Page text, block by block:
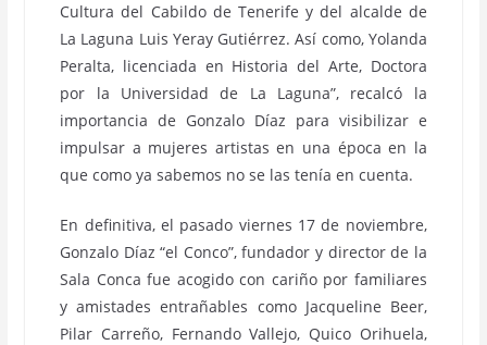
Cultura del Cabildo de Tenerife y del alcalde de
La Laguna Luis Yeray Gutiérrez. Así como, Yolanda
Peralta, licenciada en Historia del Arte, Doctora
por la Universidad de La Laguna”, recalcó la
importancia de Gonzalo Díaz para visibilizar e
impulsar a mujeres artistas en una época en la
que como ya sabemos no se las tenía en cuenta.
En definitiva, el pasado viernes 17 de noviembre,
Gonzalo Díaz “el Conco”, fundador y director de la
Sala Conca fue acogido con cariño por familiares
y amistades entrañables como Jacqueline Beer,
Pilar Carreño, Fernando Vallejo, Quico Orihuela,